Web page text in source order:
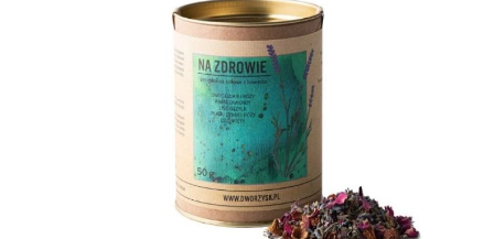
ZUPY
DANIA GŁÓWNE
CIASTA I DESERY
DODATKI